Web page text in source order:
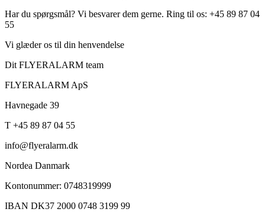
Har du spørgsmål? Vi besvarer dem gerne. Ring til os: +45 89 87 04
55
Vi glæder os til din henvendelse
Dit FLYERALARM team
FLYERALARM ApS
Havnegade 39
T +45 89 87 04 55
info@flyeralarm.dk
Nordea Danmark
Kontonummer: 0748319999
IBAN DK37 2000 0748 3199 99